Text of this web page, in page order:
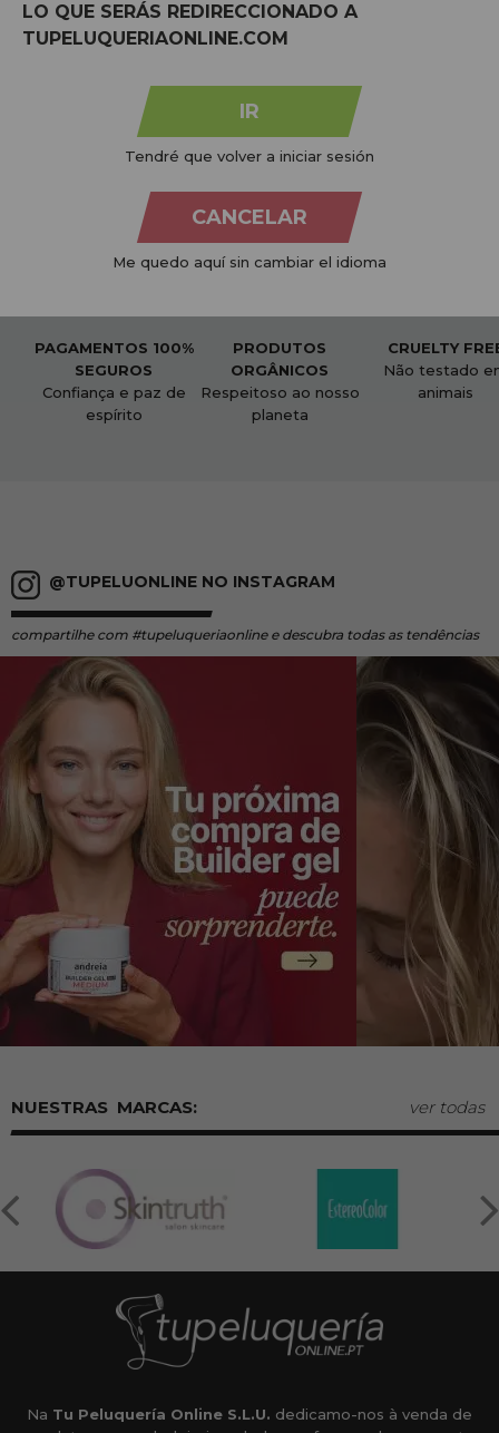
PAGAMENTOS 100%
SEGUROS
Confiança e paz de
espírito
PRODUTOS
ORGÂNICOS
Respeitoso ao nosso
planeta
CRUELTY
Não testado
animais
@TUPELUONLINE NO INSTAGRAM
compartilhe com #tupeluqueriaonline e descubra todas as tendências
MARCAS: ver todas
Na Tu Peluquería Online S.L.U. dedicamo-nos à venda de
LO QUE SERÁS REDIRECCIONADO A
TUPELUQUERIAONLINE.COM
IR
Tendré que volver a iniciar sesión
CANCELAR
Me quedo aquí sin cambiar el idioma